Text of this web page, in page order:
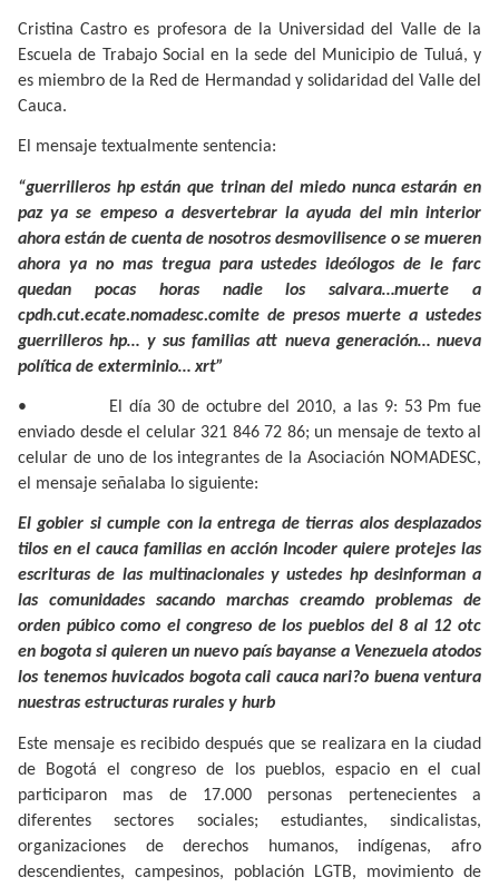
Cristina Castro es profesora de la Universidad del Valle de la
Escuela de Trabajo Social en la sede del Municipio de Tuluá, y
es miembro de la Red de Hermandad y solidaridad del Valle del
Cauca.
El mensaje textualmente sentencia:
“guerrilleros hp están que trinan del miedo nunca estarán en
paz ya se empeso a desvertebrar la ayuda del min interior
ahora están de cuenta de nosotros desmovilisence o se mueren
ahora ya no mas tregua para ustedes ideólogos de le farc
quedan pocas horas nadie los salvara…muerte a
cpdh.cut.ecate.nomadesc.comite de presos muerte a ustedes
guerrilleros hp… y sus familias att nueva generación… nueva
política de exterminio… xrt”
•
El día 30 de octubre del 2010, a las 9: 53 Pm fue
enviado desde el celular 321 846 72 86; un mensaje de texto al
celular de uno de los integrantes de la Asociación NOMADESC,
el mensaje señalaba lo siguiente:
El gobier si cumple con la entrega de tierras alos desplazados
tilos en el cauca familias en acción Incoder quiere protejes las
escrituras de las multinacionales y ustedes hp desinforman a
las comunidades sacando marchas creamdo problemas de
orden púbico como el congreso de los pueblos del 8 al 12 otc
en bogota si quieren un nuevo país bayanse a Venezuela atodos
los tenemos huvicados bogota cali cauca nari?o buena ventura
nuestras estructuras rurales y hurb
Este mensaje es recibido después que se realizara en la ciudad
de Bogotá el congreso de los pueblos, espacio en el cual
participaron mas de 17.000 personas pertenecientes a
diferentes sectores sociales; estudiantes, sindicalistas,
organizaciones de derechos humanos, indígenas, afro
descendientes, campesinos, población LGTB, movimiento de